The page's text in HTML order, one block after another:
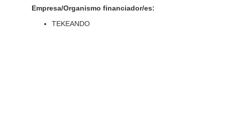
Empresa/Organismo financiador/es:
TEKEANDO